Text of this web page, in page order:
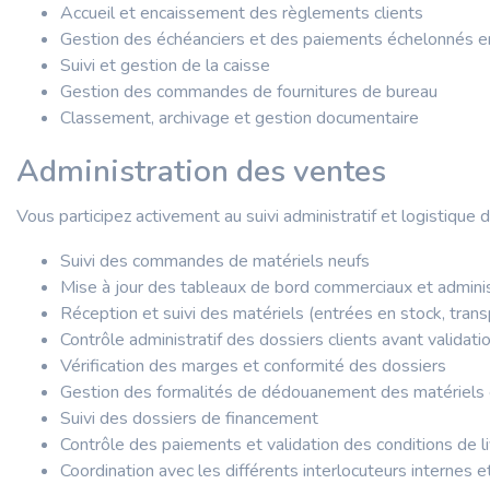
Accueil et encaissement des règlements clients
Gestion des échéanciers et des paiements échelonnés
Suivi et gestion de la caisse
Gestion des commandes de fournitures de bureau
Classement, archivage et gestion documentaire
Administration des ventes
Vous participez activement au suivi administratif et logistique
Suivi des commandes de matériels neufs
Mise à jour des tableaux de bord commerciaux et
Réception et suivi des matériels (entrées en stock,
Contrôle administratif des dossiers clients avant
Vérification des marges et conformité des dossiers
Gestion des formalités de dédouanement des matériels
Suivi des dossiers de financement
Contrôle des paiements et validation des conditions de
Coordination avec les différents interlocuteurs internes